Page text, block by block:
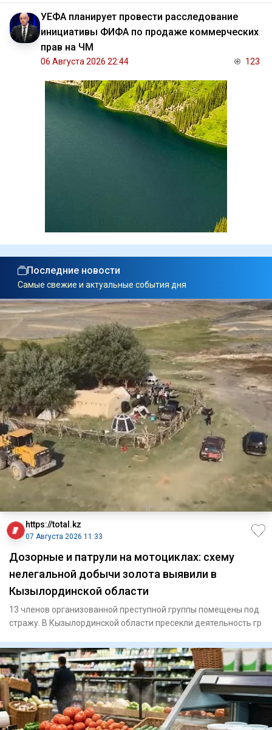
УЕФА планирует провести расследование
инициативы ФИФА по продаже коммерческих
прав на ЧМ
06 Августа 2026 22:44 123
Последние новости
Самые свежие и актуальные события дня
https://total.kz
07 Августа 2026 11:33
Дозорные и патрули на мотоциклах: схему
нелегальной добычи золота выявили в
Кызылординской области
13 членов организованной преступной группы помещены под
стражу. В Кызылординской области пресекли деятельность гр